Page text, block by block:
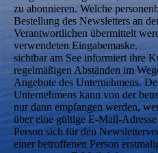
zu abonnieren. Welche
Bestellung des Newsletters an
Verantwortlichen übermittelt
verwendeten Eingabemaske.
sichtbar am See informiert ihre
regelmäßigen Abständen im
Angebote des Unternehmens.
Unternehmens kann von der
nur dann empfangen werden,
über eine gültige E-Mail-
Person sich für den
einer betroffenen Person